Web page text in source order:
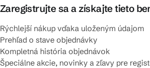
Zaregistrujte sa a získajte tieto
Rýchlejší nákup vďaka uloženým údajom
Prehľad o stave objednávky
Kompletná história objednávok
Špeciálne akcie, novinky a zľavy pre